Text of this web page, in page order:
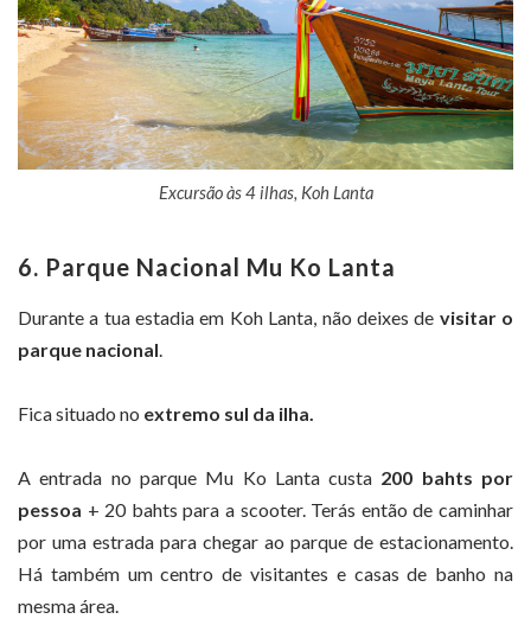
Excursão às 4 ilhas, Koh Lanta
6. Parque Nacional Mu Ko Lanta
Durante a tua estadia em Koh Lanta, não deixes de visitar o
parque nacional
Fica situado no extremo sul da ilha.
A entrada no parque Mu Ko Lanta custa 200 bahts por
pessoa + 20 bahts para a scooter. Terás então de caminhar
por uma estrada para chegar ao parque de estacionamento.
Há também um centro de visitantes e casas de banho na
mesma área.